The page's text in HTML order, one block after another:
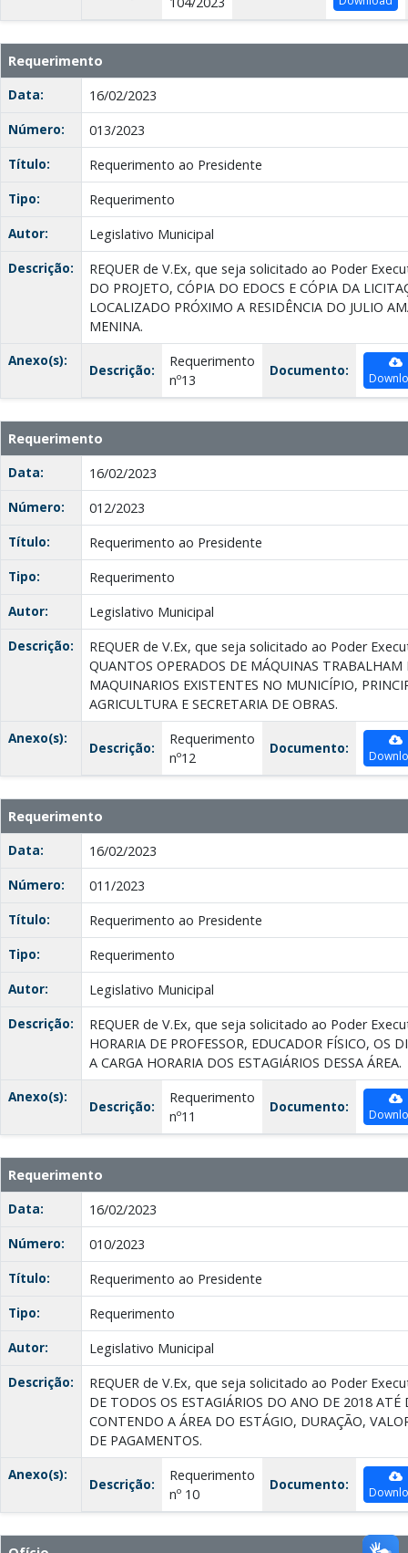
Requerimento
Data:
16/02/2023
Número:
013/2023
Título:
Requerimento ao Presidente
Tipo:
Requerimento
Autor:
Legislativo Municipal
Descrição:
REQUER de V.Ex, que seja solicitado ao Poder
DO PROJETO, CÓPIA DO EDOCS E CÓPIA DA
LOCALIZADO PRÓXIMO A RESIDÊNCIA DO JULIO
MENINA.
Anexo(s):
Descrição:
Requerimento
nº13
Documento:
Requerimento
Data:
16/02/2023
Número:
012/2023
Título:
Requerimento ao Presidente
Tipo:
Requerimento
Autor:
Legislativo Municipal
Descrição:
REQUER de V.Ex, que seja solicitado ao Poder
QUANTOS OPERADOS DE MÁQUINAS
MAQUINARIOS EXISTENTES NO MUNICÍPIO,
AGRICULTURA E SECRETARIA DE OBRAS.
Anexo(s):
Descrição:
Requerimento
nº12
Documento:
Requerimento
Data:
16/02/2023
Número:
011/2023
Título:
Requerimento ao Presidente
Tipo:
Requerimento
Autor:
Legislativo Municipal
Descrição:
REQUER de V.Ex, que seja solicitado ao Poder
HORARIA DE PROFESSOR, EDUCADOR FÍSICO,
A CARGA HORARIA DOS ESTAGIÁRIOS DESSA ÁREA.
Anexo(s):
Descrição:
Requerimento
nº11
Documento:
Requerimento
Data:
16/02/2023
Número:
010/2023
Título:
Requerimento ao Presidente
Tipo:
Requerimento
Autor:
Legislativo Municipal
Descrição:
REQUER de V.Ex, que seja solicitado ao Poder
DE TODOS OS ESTAGIÁRIOS DO ANO DE 2018 ATÉ
CONTENDO A ÁREA DO ESTÁGIO, DURAÇÃO,
DE PAGAMENTOS.
Anexo(s):
Descrição:
Requerimento
nº 10
Documento: